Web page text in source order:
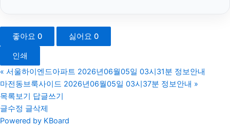
폰테크
좋아요 0 싫어요 0
인쇄
« 서울하이엔드아파트 2026년06월05일 03시31분 정보안내
마전동브룩사이드 2026년06월05일 03시37분 정보안내 »
목록보기 답글쓰기
글수정 글삭제
Powered by KBoard